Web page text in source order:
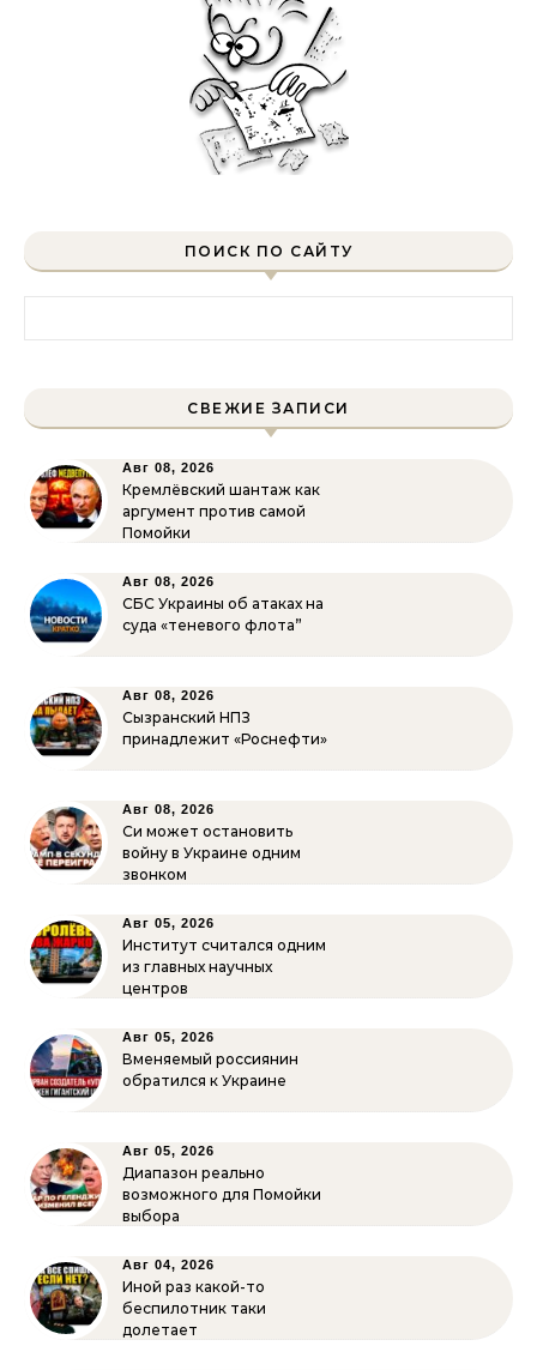
ПОИСК ПО САЙТУ
СВЕЖИЕ ЗАПИСИ
Авг 08, 2026
Кремлёвский шантаж как
аргумент против самой
Помойки
Авг 08, 2026
СБС Украины об атаках на
суда «теневого флота”
Авг 08, 2026
Сызранский НПЗ
принадлежит «Роснефти»
Авг 08, 2026
Си может остановить
войну в Украине одним
звонком
Авг 05, 2026
Институт считался одним
из главных научных
центров
Авг 05, 2026
Вменяемый россиянин
обратился к Украине
Авг 05, 2026
Диапазон реально
возможного для Помойки
выбора
Авг 04, 2026
Иной раз какой-то
беспилотник таки
долетает